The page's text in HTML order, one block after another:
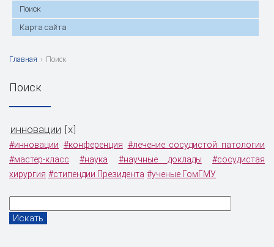
Поиск
Карта сайта
Главная › Поиск
Поиск
инновации x
#инновации #конференция #лечение сосудистой патологии
#мастер-класс
#наука #научные доклады
#сосудистая
хирургия #стипендии Президента #ученые ГомГМУ